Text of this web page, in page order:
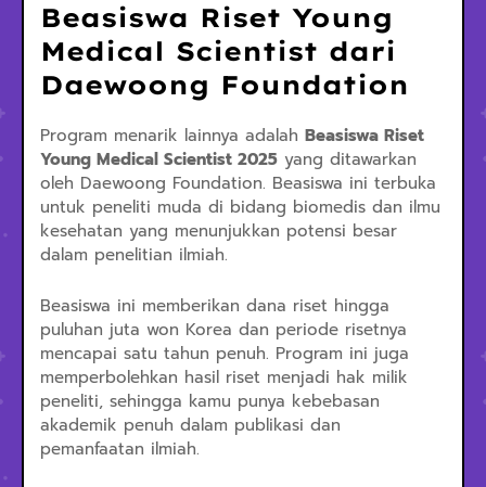
Beasiswa Riset Young
Medical Scientist dari
Daewoong Foundation
Program menarik lainnya adalah Beasiswa Riset
Young Medical Scientist 2025 yang ditawarkan
oleh Daewoong Foundation. Beasiswa ini terbuka
untuk peneliti muda di bidang biomedis dan ilmu
kesehatan yang menunjukkan potensi besar
dalam penelitian ilmiah.
Beasiswa ini memberikan dana riset hingga
puluhan juta won Korea dan periode risetnya
mencapai satu tahun penuh. Program ini juga
memperbolehkan hasil riset menjadi hak milik
peneliti, sehingga kamu punya kebebasan
akademik penuh dalam publikasi dan
pemanfaatan ilmiah.